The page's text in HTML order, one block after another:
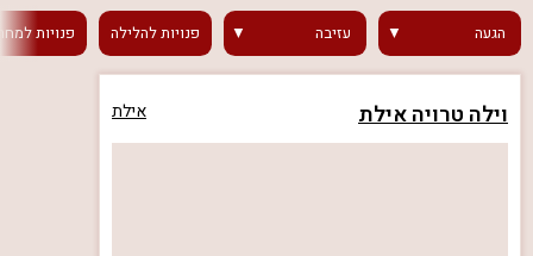
הגעה עזיבה פנויותלהלילה פנויות
וילה טרויה אילת אילת